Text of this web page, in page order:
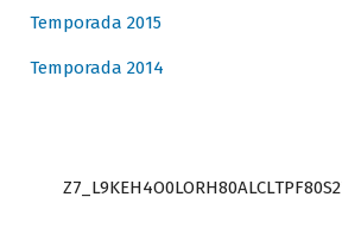
Temporada 2015
Temporada 2014